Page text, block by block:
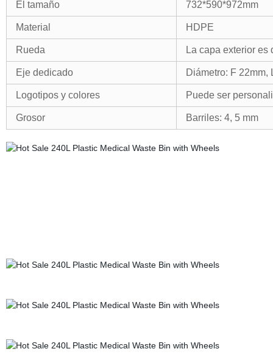
El tamaño 732*590*972mm
Material HDPE
Rueda La capa exterior es
Eje dedicado Diámetro: F
Logotipos y colores Puede ser
Grosor Barriles: 4, 5 mm